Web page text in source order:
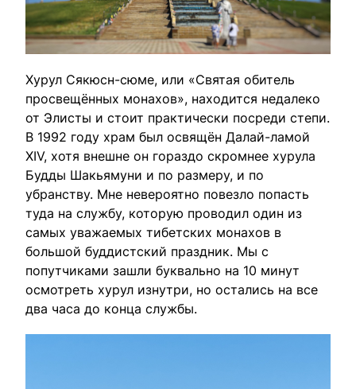
Хурул Сякюсн-сюме, или «Святая обитель
просвещённых монахов», находится недалеко
от Элисты и стоит практически посреди степи.
В 1992 году храм был освящён Далай-ламой
XIV, хотя внешне он гораздо скромнее хурула
Будды Шакьямуни и по размеру, и по
убранству. Мне невероятно повезло попасть
туда на службу, которую проводил один из
самых уважаемых тибетских монахов в
большой буддистский праздник. Мы с
попутчиками зашли буквально на 10 минут
осмотреть хурул изнутри, но остались на все
два часа до конца службы.